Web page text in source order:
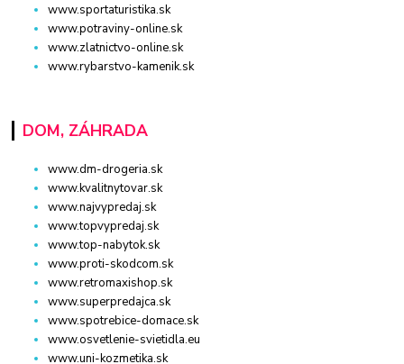
www.sportaturistika.sk
www.potraviny-online.sk
www.zlatnictvo-online.sk
www.rybarstvo-kamenik.sk
DOM, ZÁHRADA
www.dm-drogeria.sk
www.kvalitnytovar.sk
www.najvypredaj.sk
www.topvypredaj.sk
www.top-nabytok.sk
www.proti-skodcom.sk
www.retromaxishop.sk
www.superpredajca.sk
www.spotrebice-domace.sk
www.osvetlenie-svietidla.eu
www.uni-kozmetika.sk